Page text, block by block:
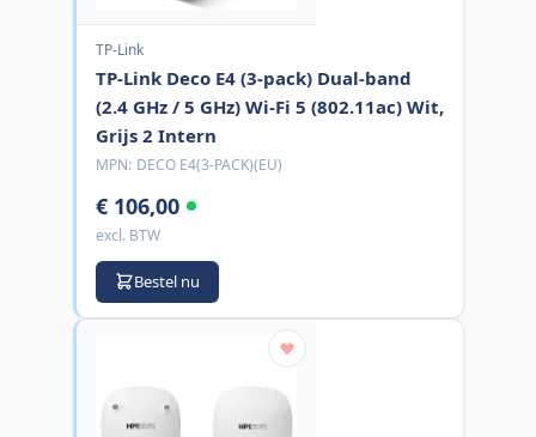
TP-Link
TP-Link Deco E4 (3-pack) Dual-band
(2.4 GHz / 5 GHz) Wi-Fi 5 (802.11ac) Wit,
Grijs 2 Intern
MPN: DECO E4(3-PACK)(EU)
€ 106,00
excl. BTW
Bestel nu